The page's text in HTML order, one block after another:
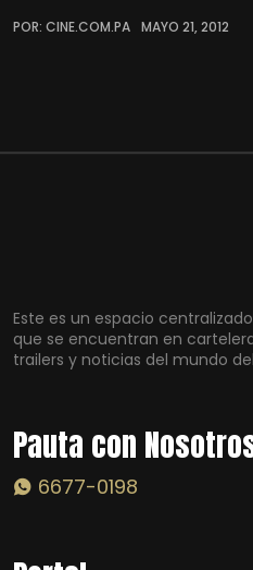
POR: CINE.COM.PA MAYO 21, 2012
Este es un espacio
que se encuentran en
trailers y noticias del mundo
Pauta con
6677-0198